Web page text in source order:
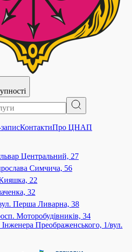
КонтактиПро ЦНАП
Центральний, 27
Симчича, 56
22
32
Перша Ливарна, 38
Моторобудівників, 34
Преображенського, 1/вул.